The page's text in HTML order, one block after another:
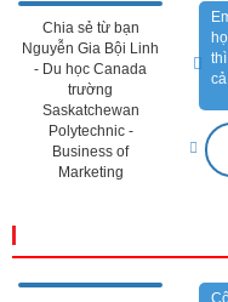
Chia sẻ từ bạn
Nguyễn Gia Bội Linh
- Du học Canada
trường
Saskatchewan
Polytechnic -
Business of
Marketing